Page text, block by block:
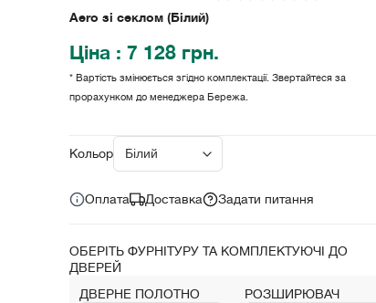
Aero зі секлом (Білий)
Ціна : 7 128 грн.
* Вартість змінюється згідно комплектації. Звертайтеся за
прорахунком до менеджера Бережа.
Кольори:
Оплата Доставка Задати питання
ОБЕРІТЬ ФУРНІТУРУ ТА КОМПЛЕКТУЮЧІ ДО
ДВЕРЕЙ
ДВЕРНЕ ПОЛОТНО
РОЗШИРЮВАЧ